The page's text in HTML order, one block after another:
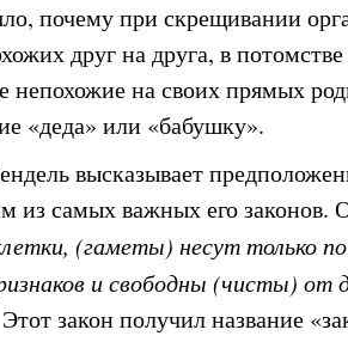
почему при скрещивании
друг на друга, в
непохожие на своих прямых
«деда» или «бабушку».
высказывает
из самых важных его законов.
(гаметы) несут только
и свободны (чисты) от
Этот закон получил название